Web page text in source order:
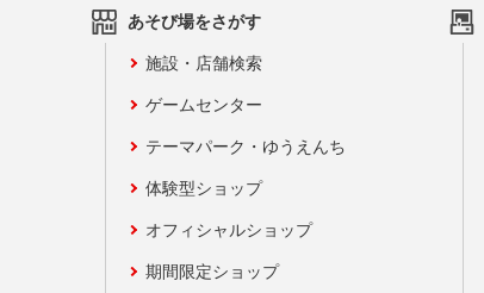
あそび場をさがす
施設・店舗検索
ゲームセンター
テーマパーク・ゆうえんち
体験型ショップ
オフィシャルショップ
期間限定ショップ